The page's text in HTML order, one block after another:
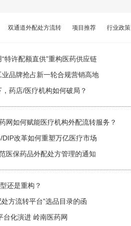
双通道外配处方流转 项目推荐 行业政策
特许配额直供”重构医药供应链
品牌抢占新一轮合规营销高地
，药店/医疗机构如何破局？
网如何赋能医疗机构外配流转服务？
DIP改革如何重塑万亿医疗市场
医保药品外配处方管理的通知
还是重构？
方流转平台”选品目录的函
台化演进 岭南医药网